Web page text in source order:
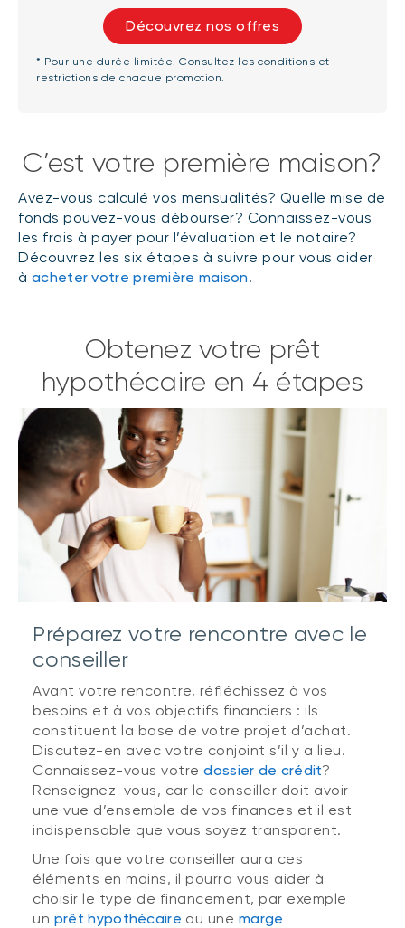
Découvrez nos offres
* Pour une durée limitée. Consultez les conditions et
restrictions de chaque promotion.
C’est votre première maison?
Avez-vous calculé vos mensualités? Quelle mise de
fonds pouvez-vous débourser? Connaissez-vous
les frais à payer pour l’évaluation et le notaire?
Découvrez les six étapes à suivre pour vous aider
à acheter votre première maison.
Obtenez votre prêt
hypothécaire en 4 étapes
Préparez votre rencontre avec le
conseiller
Avant votre rencontre, réfléchissez à vos
besoins et à vos objectifs financiers : ils
constituent la base de votre projet d’achat.
Discutez-en avec votre conjoint s’il y a lieu.
Connaissez-vous votredossier de crédit?
Renseignez-vous, car le conseiller doit avoir
une vue d’ensemble de vos finances et il est
indispensable que vous soyez transparent.
Une fois que votre conseiller aura ces
éléments en mains, il pourra vous aider à
choisir le type de financement, par exemple
un prêt hypothécaire ou une marge